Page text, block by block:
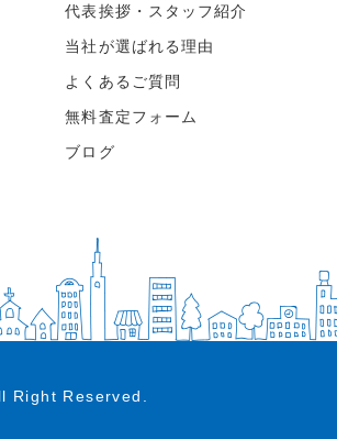
代表挨拶・スタッフ紹介
当社が選ばれる理由
よくあるご質問
無料査定フォーム
ブログ
Right Reserved.